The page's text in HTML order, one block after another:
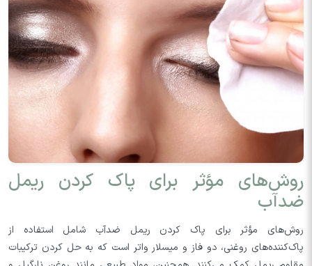
روش‌های مؤثر برای پاک کردن ریمل
ضد‌آب
روش‌های مؤثر برای پاک کردن ریمل ضد‌آب شامل استفاده از
پاک‌کننده‌های روغنی، دو فاز و میسلار واتر است که به حل کردن ترکیبات